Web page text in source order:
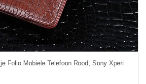
Sony Xperia E5 Hoesje Folio Mobiele Telefoon Rood, Sony Xperia E5 Hoesje Leren Etui Hoes